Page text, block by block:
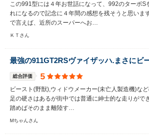
この991型には４年お世話になって、992のターボS
れになるので記念に４年間の感想を残そうと思いま
で言えば、近所のスーパーへお…
ＫＴさん
最強の911GT2RSヴァイザッハ.まさにビ
総合評価 5
ビースト(野獣),ウィドウメーカー(未亡人製造機)な
足の硬さはあるが街中では普通に紳士的な走りがで
踏めばそのまま離陸す…
Mちゃんさん